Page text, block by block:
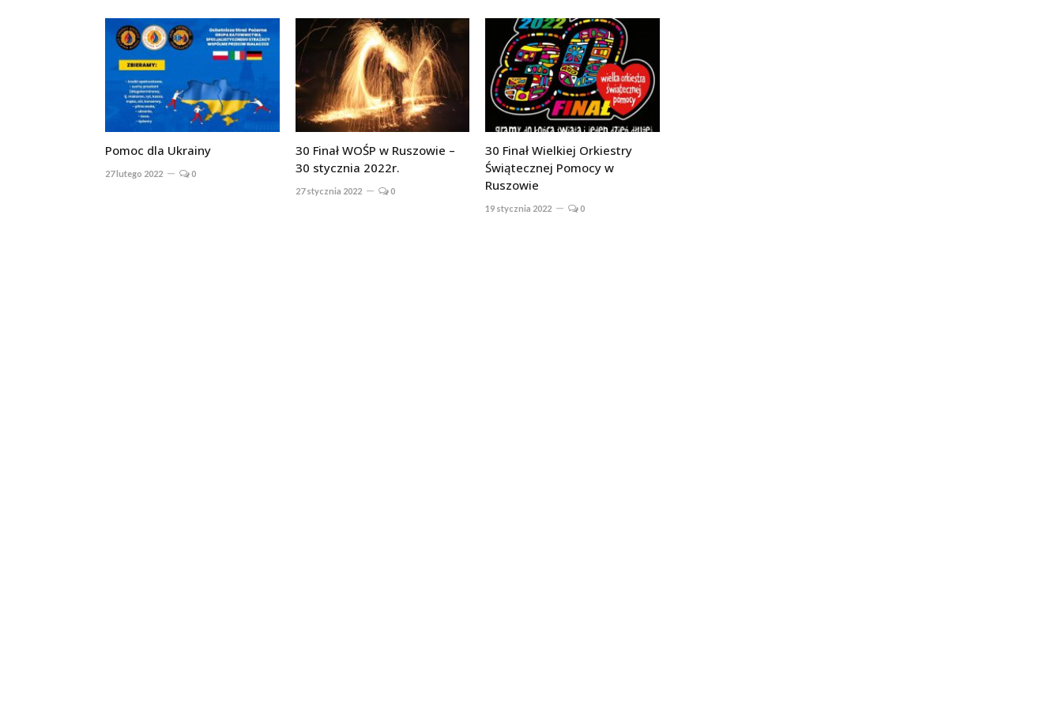
Pomoc dla Ukrainy
27 lutego 2022 0
30 Finał WOŚP w Ruszowie –
30 stycznia 2022r.
27 stycznia 2022 0
30 Finał Wielkiej Orkiestry
Świątecznej Pomocy w
Ruszowie
19 stycznia 2022 0